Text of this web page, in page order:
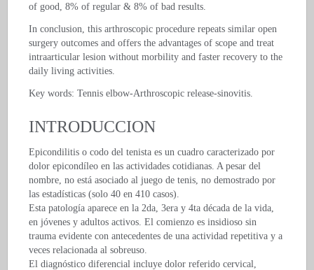
of good, 8% of regular & 8% of bad results.
In conclusion, this arthroscopic procedure repeats similar open
surgery outcomes and offers the advantages of scope and treat
intraarticular lesion without morbility and faster recovery to the
daily living activities.
Key words: Tennis elbow-Arthroscopic release-sinovitis.
INTRODUCCION
Epicondilitis o codo del tenista es un cuadro caracterizado por
dolor epicondíleo en las actividades cotidianas. A pesar del
nombre, no está asociado al juego de tenis, no demostrado por
las estadísticas (solo 40 en 410 casos).
Esta patología aparece en la 2da, 3era y 4ta década de la vida,
en jóvenes y adultos activos. El comienzo es insidioso sin
trauma evidente con antecedentes de una actividad repetitiva y a
veces relacionada al sobreuso.
El diagnóstico diferencial incluye dolor referido cervical,